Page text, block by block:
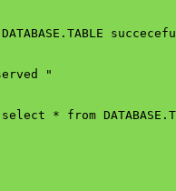
"
* from